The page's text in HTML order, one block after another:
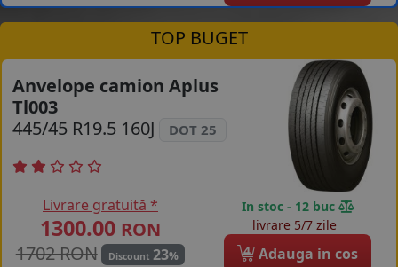
TOP BUGET
Anvelope camion Aplus
Tl003
445/45 R19.5 160J
DOT 25
Livrare gratuită *
1300.00 RON
1702 RON
Discount 23%
In stoc - 12 buc
livrare 5/7 zile
4 Adauga in cos